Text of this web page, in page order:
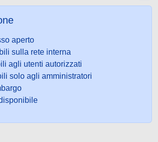
aperto
sulla rete interna
agli utenti autorizzati
solo agli amministratori